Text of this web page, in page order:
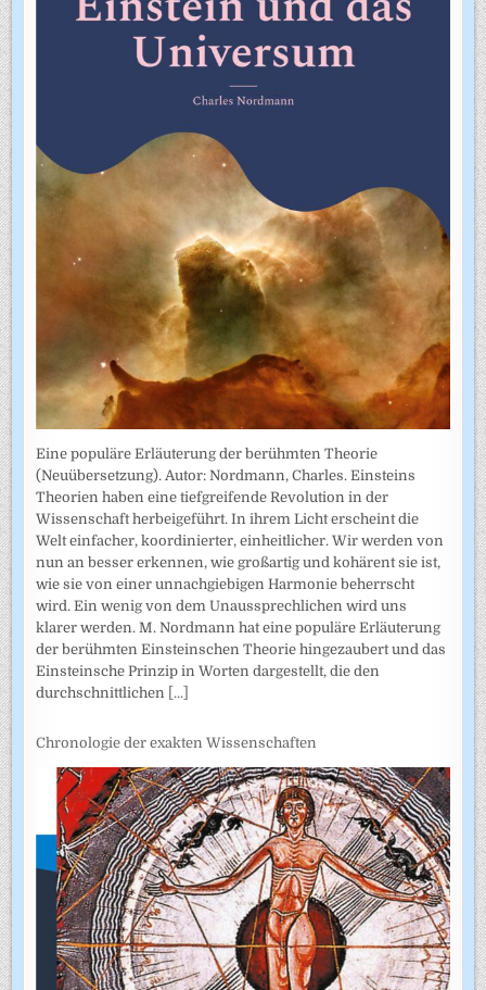
Eine populäre Erläuterung der berühmten Theorie
(Neuübersetzung). Autor: Nordmann, Charles. Einsteins
Theorien haben eine tiefgreifende Revolution in der
Wissenschaft herbeigeführt. In ihrem Licht erscheint die
Welt einfacher, koordinierter, einheitlicher. Wir werden von
nun an besser erkennen, wie großartig und kohärent sie ist,
wie sie von einer unnachgiebigen Harmonie beherrscht
wird. Ein wenig von dem Unaussprechlichen wird uns
klarer werden. M. Nordmann hat eine populäre Erläuterung
der berühmten Einsteinschen Theorie hingezaubert und das
Einsteinsche Prinzip in Worten dargestellt, die den
durchschnittlichen [...]
Chronologie der exakten Wissenschaften